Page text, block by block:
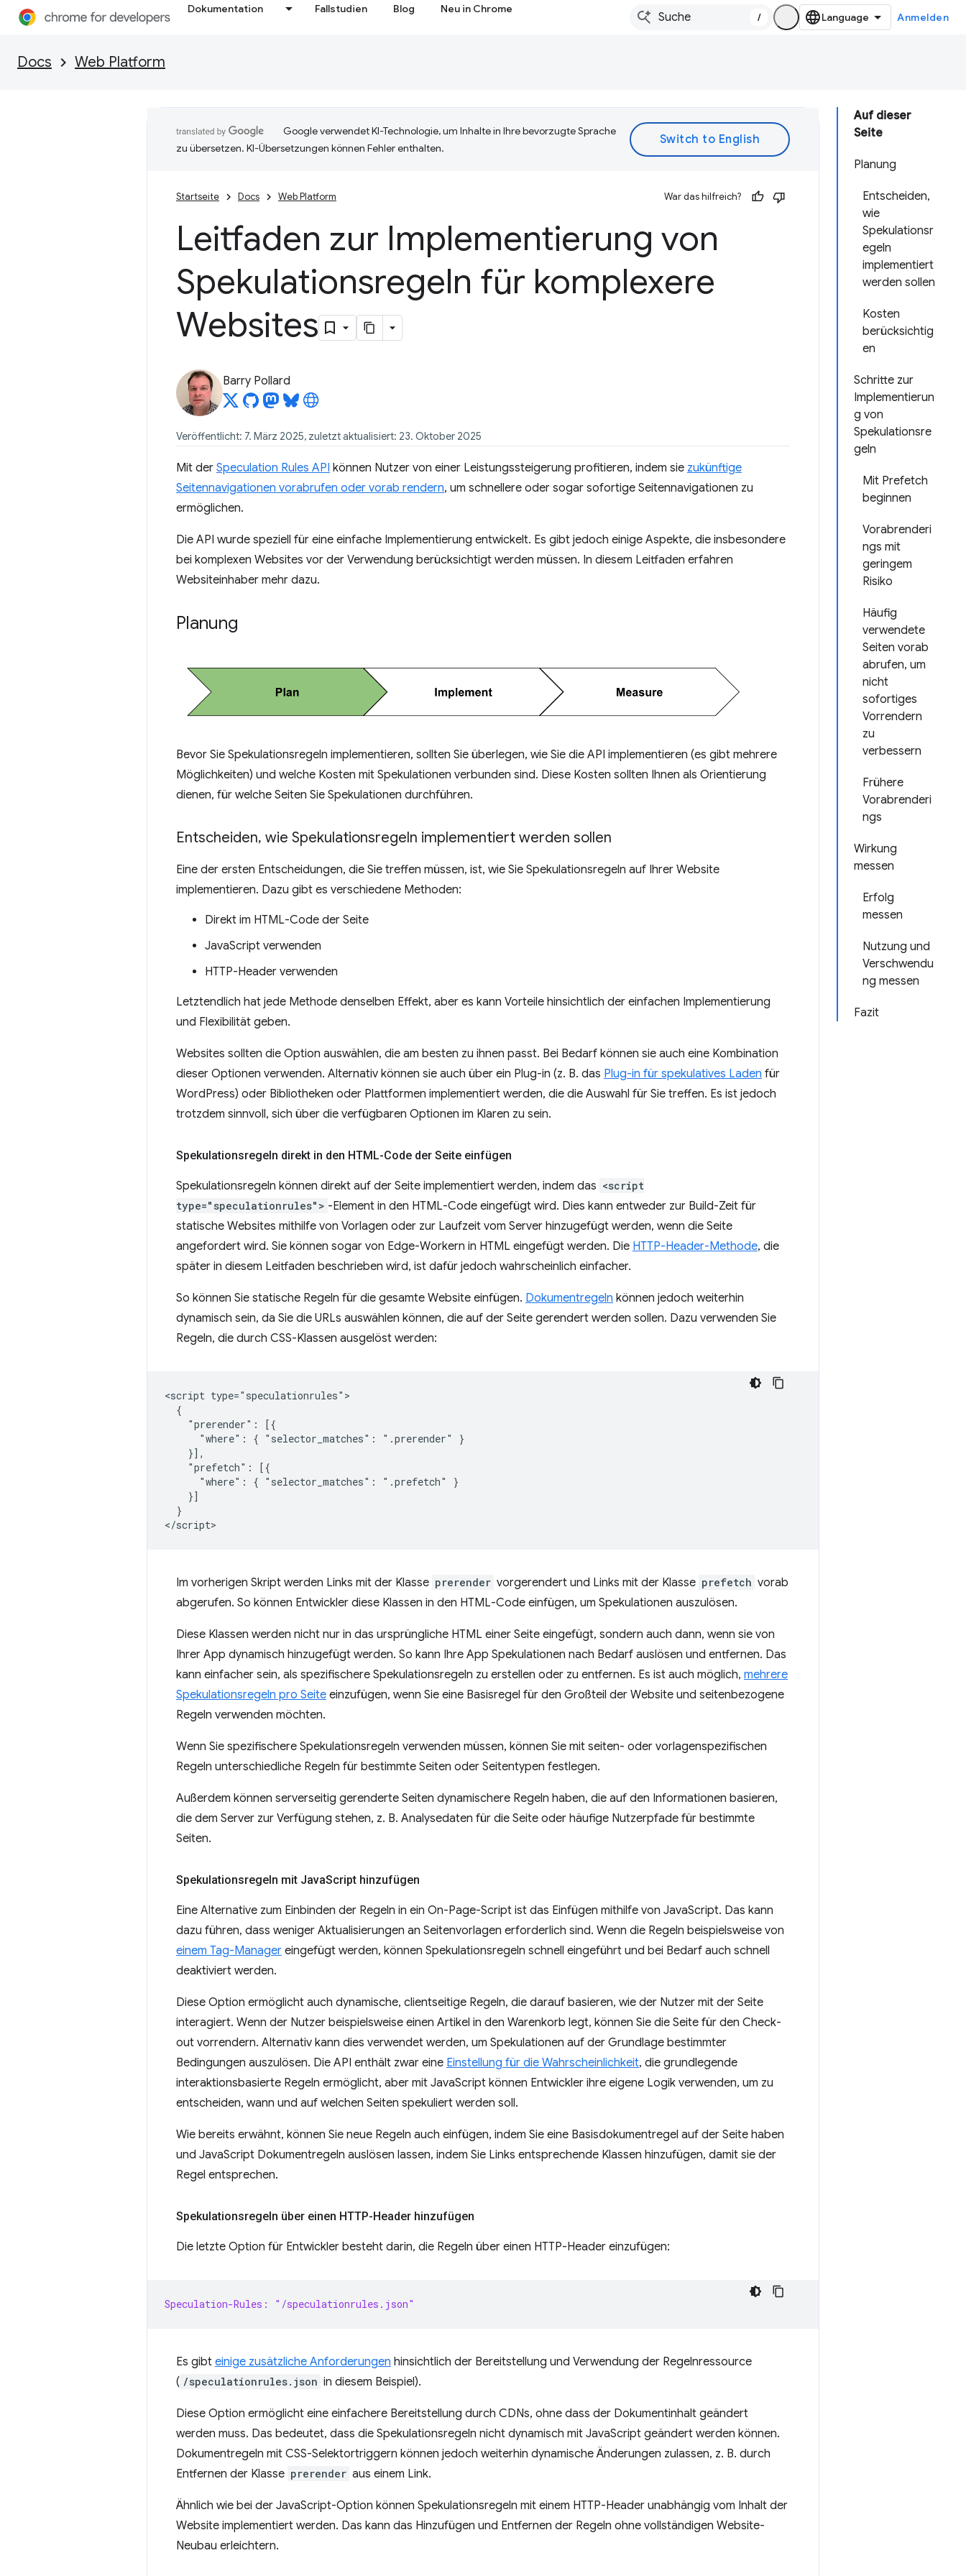
Dokumentation Fallstudien Blog Neu in Chrome
/ Anmelden
Docs Web Platform
Auf dieser
Seite
Planung
Entscheiden,
wie
Spekulationsr
egeln
implementiert
werden sollen
Kosten
berücksichtig
en
Schritte zur
Implementierun
g von
Spekulationsre
geln
Mit Prefetch
beginnen
Vorabrenderi
ngs mit
geringem
Risiko
Häufig
verwendete
Seiten vorab
abrufen, um
nicht
sofortiges
Vorrendern
zu
verbessern
Frühere
Vorabrenderi
ngs
Wirkung
messen
Erfolg
messen
Nutzung und
Verschwendu
ng messen
Fazit
Google verwendet KI-Technologie, um Inhalte in Ihre bevorzugte Sprache
zu übersetzen. KI-Übersetzungen können Fehler enthalten.
Startseite Docs Web Platform War das hilfreich?
Leitfaden zur Implementierung von
Spekulationsregeln für komplexere
Websites
Barry Pollard
Veröffentlicht: 7. März 2025, zuletzt aktualisiert: 23. Oktober 2025
Mit der Speculation Rules API können Nutzer von einer Leistungssteigerung profitieren, indem sie zukünftige
Seitennavigationen vorabrufen oder vorab rendern, um schnellere oder sogar sofortige Seitennavigationen zu
ermöglichen.
Die API wurde speziell für eine einfache Implementierung entwickelt. Es gibt jedoch einige Aspekte, die insbesondere
bei komplexen Websites vor der Verwendung berücksichtigt werden müssen. In diesem Leitfaden erfahren
Websiteinhaber mehr dazu.
Planung
Bevor Sie Spekulationsregeln implementieren, sollten Sie überlegen, wie Sie die API implementieren (es gibt mehrere
Möglichkeiten) und welche Kosten mit Spekulationen verbunden sind. Diese Kosten sollten Ihnen als Orientierung
dienen, für welche Seiten Sie Spekulationen durchführen.
Entscheiden, wie Spekulationsregeln implementiert werden sollen
Eine der ersten Entscheidungen, die Sie treffen müssen, ist, wie Sie Spekulationsregeln auf Ihrer Website
implementieren. Dazu gibt es verschiedene Methoden:
Direkt im HTML-Code der Seite
JavaScript verwenden
HTTP-Header verwenden
Letztendlich hat jede Methode denselben Effekt, aber es kann Vorteile hinsichtlich der einfachen Implementierung
und Flexibilität geben.
Websites sollten die Option auswählen, die am besten zu ihnen passt. Bei Bedarf können sie auch eine Kombination
dieser Optionen verwenden. Alternativ können sie auch über ein Plug-in (z. B. das Plug-in für spekulatives Laden für
WordPress) oder Bibliotheken oder Plattformen implementiert werden, die die Auswahl für Sie treffen. Es ist jedoch
trotzdem sinnvoll, sich über die verfügbaren Optionen im Klaren zu sein.
Spekulationsregeln direkt in den HTML-Code der Seite einfügen
Spekulationsregeln können direkt auf der Seite implementiert werden, indem das <script
type="speculationrules"> -Element in den HTML-Code eingefügt wird. Dies kann entweder zur Build-Zeit für
statische Websites mithilfe von Vorlagen oder zur Laufzeit vom Server hinzugefügt werden, wenn die Seite
angefordert wird. Sie können sogar von Edge-Workern in HTML eingefügt werden. Die HTTP-Header-Methode, die
später in diesem Leitfaden beschrieben wird, ist dafür jedoch wahrscheinlich einfacher.
So können Sie statische Regeln für die gesamte Website einfügen. Dokumentregeln können jedoch weiterhin
dynamisch sein, da Sie die URLs auswählen können, die auf der Seite gerendert werden sollen. Dazu verwenden Sie
Regeln, die durch CSS-Klassen ausgelöst werden:
<script type="speculationrules">
  {
    "prerender": [{
      "where": { "selector_matches": ".prerender" }
    }],
    "prefetch": [{
      "where": { "selector_matches": ".prefetch" }
    }]
  }
Im vorherigen Skript werden Links mit der Klasse prerender vorgerendert und Links mit der Klasse prefetch vorab
abgerufen. So können Entwickler diese Klassen in den HTML-Code einfügen, um Spekulationen auszulösen.
Diese Klassen werden nicht nur in das ursprüngliche HTML einer Seite eingefügt, sondern auch dann, wenn sie von
Ihrer App dynamisch hinzugefügt werden. So kann Ihre App Spekulationen nach Bedarf auslösen und entfernen. Das
kann einfacher sein, als spezifischere Spekulationsregeln zu erstellen oder zu entfernen. Es ist auch möglich, mehrere
Spekulationsregeln pro Seite einzufügen, wenn Sie eine Basisregel für den Großteil der Website und seitenbezogene
Regeln verwenden möchten.
Wenn Sie spezifischere Spekulationsregeln verwenden müssen, können Sie mit seiten- oder vorlagenspezifischen
Regeln unterschiedliche Regeln für bestimmte Seiten oder Seitentypen festlegen.
Außerdem können serverseitig gerenderte Seiten dynamischere Regeln haben, die auf den Informationen basieren,
die dem Server zur Verfügung stehen, z. B. Analysedaten für die Seite oder häufige Nutzerpfade für bestimmte
Seiten.
Spekulationsregeln mit JavaScript hinzufügen
Eine Alternative zum Einbinden der Regeln in ein On-Page-Script ist das Einfügen mithilfe von JavaScript. Das kann
dazu führen, dass weniger Aktualisierungen an Seitenvorlagen erforderlich sind. Wenn die Regeln beispielsweise von
einem Tag-Manager eingefügt werden, können Spekulationsregeln schnell eingeführt und bei Bedarf auch schnell
deaktiviert werden.
Diese Option ermöglicht auch dynamische, clientseitige Regeln, die darauf basieren, wie der Nutzer mit der Seite
interagiert. Wenn der Nutzer beispielsweise einen Artikel in den Warenkorb legt, können Sie die Seite für den Check-
out vorrendern. Alternativ kann dies verwendet werden, um Spekulationen auf der Grundlage bestimmter
Bedingungen auszulösen. Die API enthält zwar eine Einstellung für die Wahrscheinlichkeit, die grundlegende
interaktionsbasierte Regeln ermöglicht, aber mit JavaScript können Entwickler ihre eigene Logik verwenden, um zu
entscheiden, wann und auf welchen Seiten spekuliert werden soll.
Wie bereits erwähnt, können Sie neue Regeln auch einfügen, indem Sie eine Basisdokumentregel auf der Seite haben
und JavaScript Dokumentregeln auslösen lassen, indem Sie Links entsprechende Klassen hinzufügen, damit sie der
Regel entsprechen.
Spekulationsregeln über einen HTTP-Header hinzufügen
Die letzte Option für Entwickler besteht darin, die Regeln über einen HTTP-Header einzufügen:
Speculation-Rules: "/speculationrules.json"
Es gibt einige zusätzliche Anforderungen hinsichtlich der Bereitstellung und Verwendung der Regelnressource
( /speculationrules.json in diesem Beispiel).
Diese Option ermöglicht eine einfachere Bereitstellung durch CDNs, ohne dass der Dokumentinhalt geändert
werden muss. Das bedeutet, dass die Spekulationsregeln nicht dynamisch mit JavaScript geändert werden können.
Dokumentregeln mit CSS-Selektortriggern können jedoch weiterhin dynamische Änderungen zulassen, z. B. durch
Entfernen der Klasse prerender aus einem Link.
Ähnlich wie bei der JavaScript-Option können Spekulationsregeln mit einem HTTP-Header unabhängig vom Inhalt der
Website implementiert werden. Das kann das Hinzufügen und Entfernen der Regeln ohne vollständigen Website-
Neubau erleichtern.